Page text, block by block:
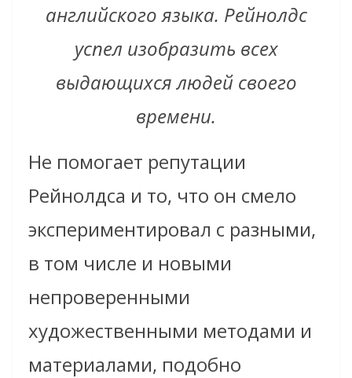
английского языка. Рейнолдс
успел изобразить всех
выдающихся людей своего
времени.
Не помогает репутации
Рейнолдса и то, что он смело
экспериментировал с разными,
в том числе и новыми
непроверенными
художественными методами и
материалами, подобно